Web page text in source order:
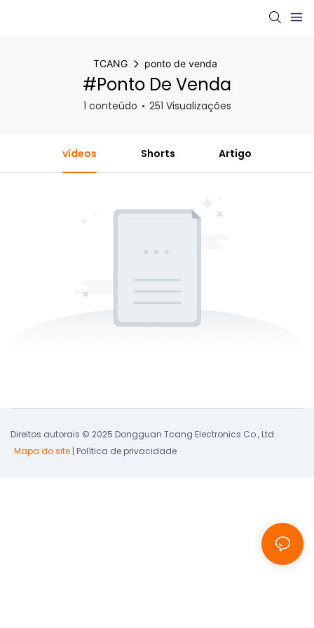
TCANG ponto de venda
#ponto De Venda
1 conteúdo 251 Visualizações
vídeos Shorts Artigo
Direitos autorais © 2025 Dongguan Tcang Electronics Co., Ltd.
Mapa do site | Política de privacidade